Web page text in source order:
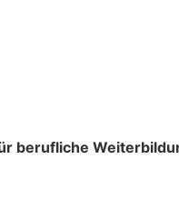
berufliche